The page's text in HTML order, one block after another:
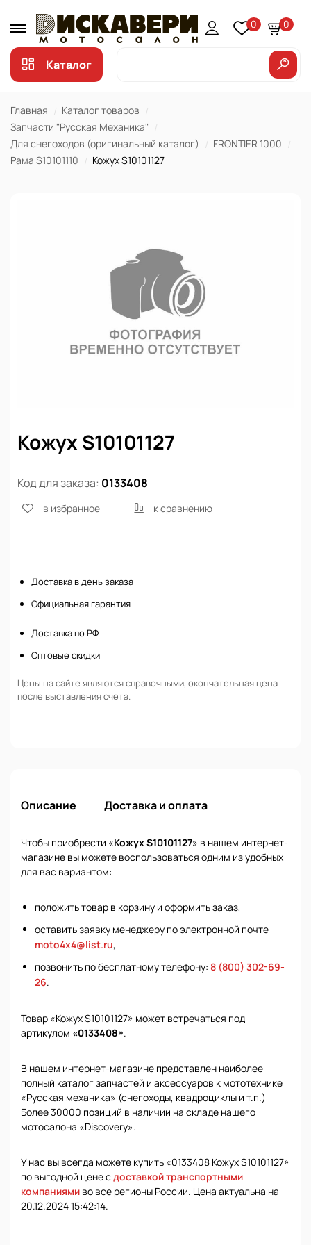
0 0
Каталог
Главная
Каталог товаров
Запчасти "Русская Механика"
Для снегоходов (оригинальный каталог)
FRONTIER 1000
Рама S10101110
Кожух S10101127
Кожух S10101127
Код для заказа: 0133408
в избранное к сравнению
Доставка в день заказа
Официальная гарантия
Доставка по РФ
Оптовые скидки
Цены на сайте являются справочными, окончательная цена
после выставления счета.
Описание Доставка и оплата
Чтобы приобрести «Кожух S10101127» в нашем интернет-
магазине вы можете воспользоваться одним из удобных
для вас вариантом:
положить товар в корзину и оформить заказ,
оставить заявку менеджеру по электронной почте
moto4x4@list.ru,
позвонить по бесплатному телефону: 8 (800) 302-69-
26.
Товар «Кожух S10101127» может встречаться под
артикулом «0133408».
В нашем интернет-магазине представлен наиболее
полный каталог запчастей и аксессуаров к мототехнике
«Русская механика» (снегоходы, квадроциклы и т.п.)
Более 30000 позиций в наличии на складе нашего
мотосалона «Discovery».
У нас вы всегда можете купить «0133408 Кожух S10101127»
по выгодной цене с доставкой транспортными
компаниями во все регионы России. Цена актуальна на
20.12.2024 15:42:14.